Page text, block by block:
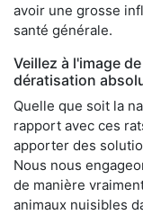
avoir une grosse
santé générale.
Veillez à l'image
dératisation
Quelle que soit la
rapport avec ces
apporter des
Nous nous
de manière
animaux nuisibles